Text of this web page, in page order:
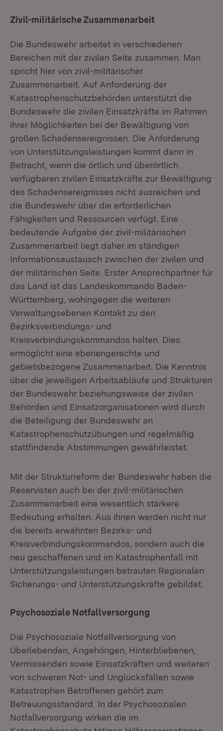
Zivil-militärische Zusammenarbeit
Die Bundeswehr arbeitet in verschiedenen
Bereichen mit der zivilen Seite zusammen. Man
spricht hier von zivil-militärischer
Zusammenarbeit. Auf Anforderung der
Katastrophenschutzbehörden unterstützt die
Bundeswehr die zivilen Einsatzkräfte im Rahmen
ihrer Möglichkeiten bei der Bewältigung von
großen Schadensereignissen. Die Anforderung
von Unterstützungsleistungen kommt dann in
Betracht, wenn die örtlich und überörtlich
verfügbaren zivilen Einsatzkräfte zur Bewältigung
des Schadensereignisses nicht ausreichen und
die Bundeswehr über die erforderlichen
Fähigkeiten und Ressourcen verfügt. Eine
bedeutende Aufgabe der zivil-militärischen
Zusammenarbeit liegt daher im ständigen
Informationsaustausch zwischen der zivilen und
der militärischen Seite. Erster Ansprechpartner für
das Land ist das Landeskommando Baden-
Württemberg, wohingegen die weiteren
Verwaltungsebenen Kontakt zu den
Bezirksverbindungs- und
Kreisverbindungskommandos halten. Dies
ermöglicht eine ebenengerechte und
gebietsbezogene Zusammenarbeit. Die Kenntnis
über die jeweiligen Arbeitsabläufe und Strukturen
der Bundeswehr beziehungsweise der zivilen
Behörden und Einsatzorganisationen wird durch
die Beteiligung der Bundeswehr an
Katastrophenschutzübungen und regelmäßig
stattfindende Abstimmungen gewährleistet.
Mit der Strukturreform der Bundeswehr haben die
Reservisten auch bei der zivil-militärischen
Zusammenarbeit eine wesentlich stärkere
Bedeutung erhalten. Aus ihnen werden nicht nur
die bereits erwähnten Bezirks- und
Kreisverbindungskommandos, sondern auch die
neu geschaffenen und im Katastrophenfall mit
Unterstützungsleistungen betrauten Regionalen
Sicherungs- und Unterstützungskräfte gebildet.
Psychosoziale Notfallversorgung
Die Psychosoziale Notfallversorgung von
Überlebenden, Angehörigen, Hinterbliebenen,
Vermissenden sowie Einsatzkräften und weiteren
von schweren Not- und Unglücksfällen sowie
Katastrophen Betroffenen gehört zum
Betreuungsstandard. In der Psychosozialen
Notfallversorgung wirken die im